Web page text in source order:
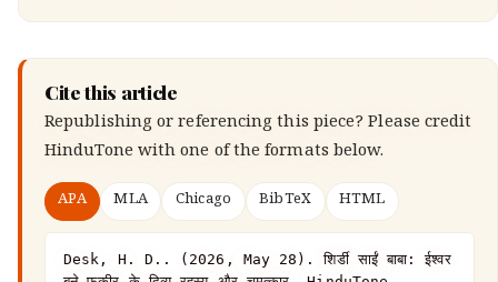
Cite this article
Republishing or referencing this piece? Please credit
HinduTone with one of the formats below.
APA MLA Chicago BibTeX HTML
Desk, H. D.. (2026, May 28). शिर्डी साईं बाबा: ईश्वर